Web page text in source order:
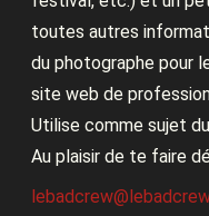
toutes autres
du photographe pour
site web de
Utilise comme sujet
Au plaisir de te faire